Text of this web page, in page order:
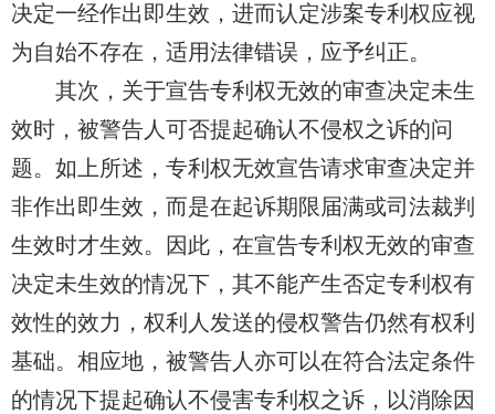
决定一经作出即生效，进而认定涉案专利权应视
为自始不存在，适用法律错误，应予纠正。
其次，关于宣告专利权无效的审查决定未生
效时，被警告人可否提起确认不侵权之诉的问
题。如上所述，专利权无效宣告请求审查决定并
非作出即生效，而是在起诉期限届满或司法裁判
生效时才生效。因此，在宣告专利权无效的审查
决定未生效的情况下，其不能产生否定专利权有
效性的效力，权利人发送的侵权警告仍然有权利
基础。相应地，被警告人亦可以在符合法定条件
的情况下提起确认不侵害专利权之诉，以消除因